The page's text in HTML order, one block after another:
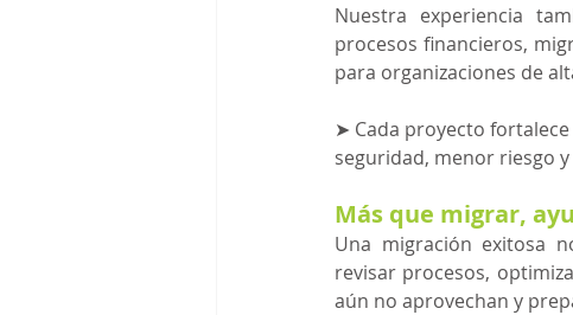
Nuestra experiencia
procesos financieros,
para organizaciones de
➤ Cada proyecto
seguridad, menor riesgo
Más que migrar,
Una migración exitosa
revisar procesos,
aún no aprovechan y